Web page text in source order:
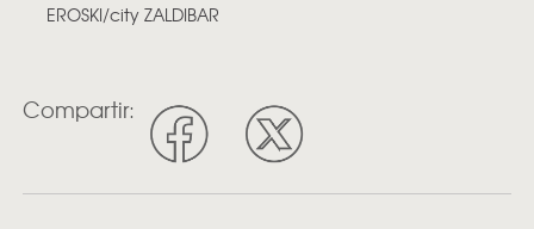
EROSKI/city ZALDIBAR
Compartir: